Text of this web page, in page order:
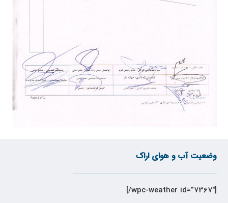
وضعیت آب و هوای اراک
[wpc-weather id=”7367″/]